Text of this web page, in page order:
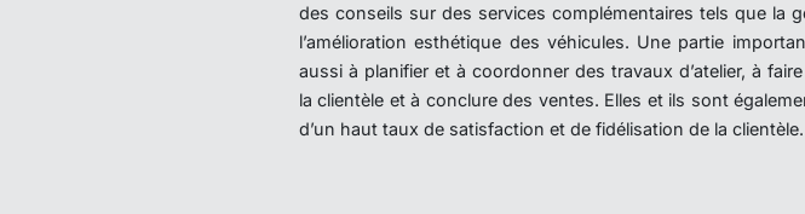
des conseils sur des services complémentaires tels que la
l’amélioration esthétique des véhicules. Une partie
aussi à planifier et à coordonner des travaux d’atelier, à
la clientèle et à conclure des ventes. Elles et ils sont
d’un haut taux de satisfaction et de fidélisation de la clientèle.